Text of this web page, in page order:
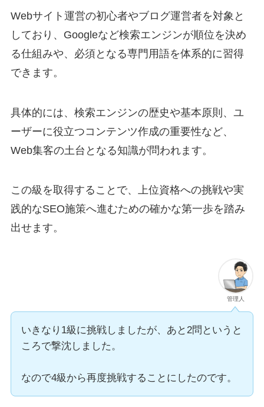
Webサイト運営の初心者やブログ運営者を対象と
しており、Googleなど検索エンジンが順位を決め
る仕組みや、必須となる専門用語を体系的に習得
できます。
具体的には、検索エンジンの歴史や基本原則、ユ
ーザーに役立つコンテンツ作成の重要性など、
Web集客の土台となる知識が問われます。
この級を取得することで、上位資格への挑戦や実
践的なSEO施策へ進むための確かな第一歩を踏み
出せます。
管理人
いきなり1級に挑戦しましたが、あと2問というと
ころで撃沈しました。
なので4級から再度挑戦することにしたのです。